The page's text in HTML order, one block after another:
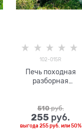
102-015R
Печь походная
разборная
510 руб.
255 руб.
выгода 255 руб. или50%